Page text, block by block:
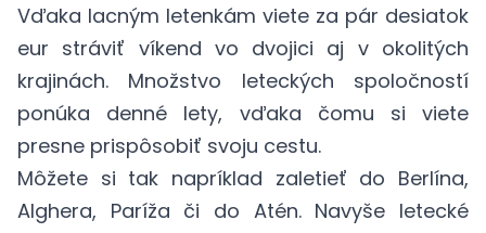
Vďaka lacným letenkám viete za pár desiatok
eur stráviť víkend vo dvojici aj v okolitých
krajinách. Množstvo leteckých spoločností
ponúka denné lety, vďaka čomu si viete
presne prispôsobiť svoju cestu.
Môžete si tak napríklad zaletieť do Berlína,
Alghera, Paríža či do Atén. Navyše letecké